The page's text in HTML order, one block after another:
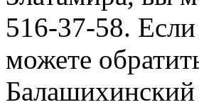
516-37-58.
можете